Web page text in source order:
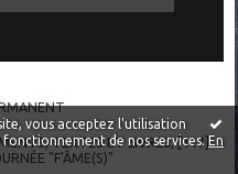
vous acceptez l'utilisation
fonctionnement de nos services.En
,TEXTES ET LIVRES,[117]
"F'ÂME(S)"